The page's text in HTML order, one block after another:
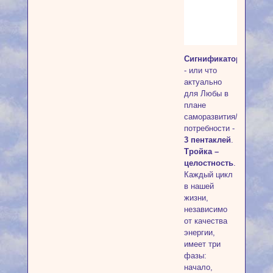
Сигнификатор
- или что
актуально
для Любы в
плане
саморазвития/
потребности -
3 пентаклей
Тройка –
целостность.
Каждый цикл
в нашей
жизни,
независимо
от качества
энергии,
имеет три
фазы:
начало,